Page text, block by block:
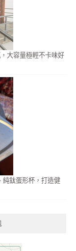
大容量極輕不卡味好
純鈦蛋形杯，打造健